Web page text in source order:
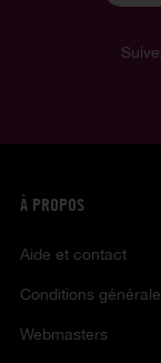
À PROPOS
Aide et contact
Conditions
Webmasters